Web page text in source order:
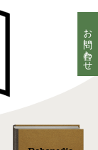
お問い合わせ